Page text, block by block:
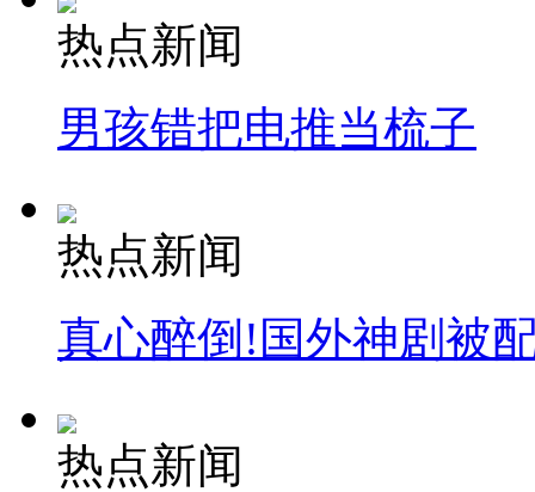
司机酒驾遇交警 急速倒车逃窜
热点新闻
男孩错把电推当梳子
热点新闻
真心醉倒!国外神剧被
热点新闻